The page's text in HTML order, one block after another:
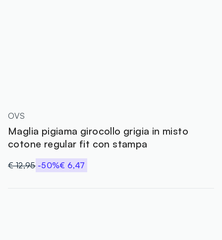
OVS
Maglia pigiama girocollo grigia in misto
cotone regular fit con stampa
€ 12,95 -50%€ 6,47